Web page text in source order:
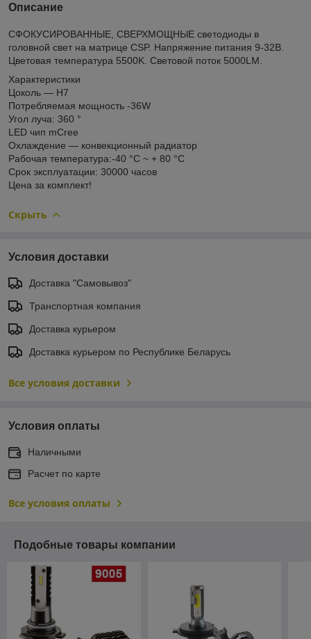
Описание
СФОКУСИРОВАННЫЕ, СВЕРХМОЩНЫЕ светодиоды в
головной свет на матрице CSP. Напряжение питания 9-32В.
Цветовая температура 5500K. Световой поток 5000LM.
Характеристики
Цоколь — H7
Потребляемая мощность -36W
Угол луча: 360 °
LED чип mCree
Охлаждение — конвекционный радиатор
Рабочая температура:-40 °C ~ + 80 °C
Срок эксплуатации: 30000 часов
Цена за комплект!
Скрыть
Условия доставки
Доставка "Самовывоз"
Транспортная компания
Доставка курьером
Доставка курьером по Республике Беларусь
Все условия доставки
Условия оплаты
Наличными
Расчет по карте
Все условия оплаты
Подобные товары компании